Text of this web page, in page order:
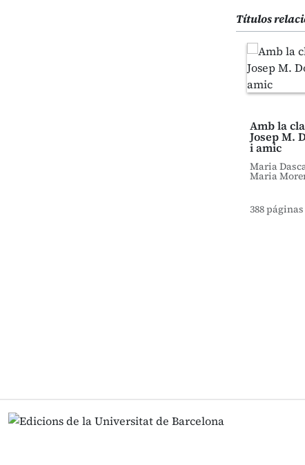
Títulos
Amb la
Josep M.
i amic
Maria
Maria
388 páginas